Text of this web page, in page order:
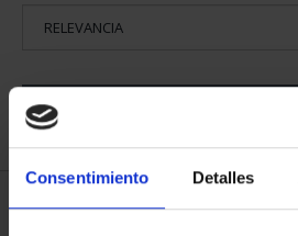
Consentimiento Detalles
1 Productos encontrados